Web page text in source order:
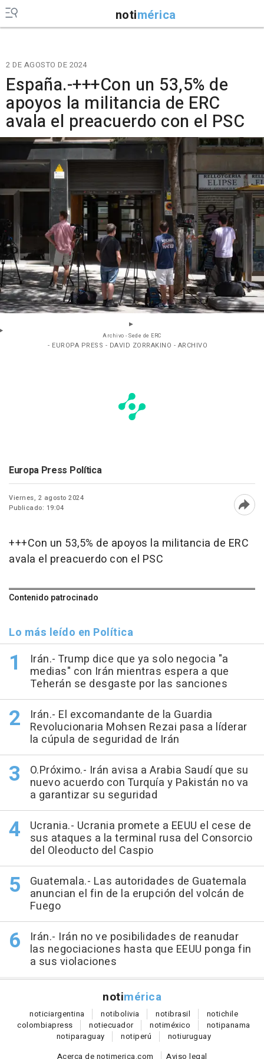
notimérica
2 DE AGOSTO DE 2024
España.-+++Con un 53,5% de
apoyos la militancia de ERC
avala el preacuerdo con el PSC
Archivo - Sede de ERC
- EUROPA PRESS - DAVID ZORRAKINO - ARCHIVO
Europa Press Política
Viernes, 2 agosto 2024
Publicado: 19:04
+++Con un 53,5% de apoyos la militancia de ERC
avala el preacuerdo con el PSC
Contenido patrocinado
Lo más leído en Política
Irán.- Trump dice que ya solo negocia "a
medias" con Irán mientras espera a que
Teherán se desgaste por las sanciones
Irán.- El excomandante de la Guardia
Revolucionaria Mohsen Rezai pasa a líderar
la cúpula de seguridad de Irán
O.Próximo.- Irán avisa a Arabia Saudí que su
nuevo acuerdo con Turquía y Pakistán no va
a garantizar su seguridad
Ucrania.- Ucrania promete a EEUU el cese de
sus ataques a la terminal rusa del Consorcio
del Oleoducto del Caspio
Guatemala.- Las autoridades de Guatemala
anuncian el fin de la erupción del volcán de
Fuego
Irán.- Irán no ve posibilidades de reanudar
las negociaciones hasta que EEUU ponga fin
a sus violaciones
notimérica
noticiargentina notibolivia notibrasil notichile
colombiapress notiecuador notiméxico notipanama
notiparaguay notiperú notiuruguay
Acerca de notimerica.com
Aviso legal